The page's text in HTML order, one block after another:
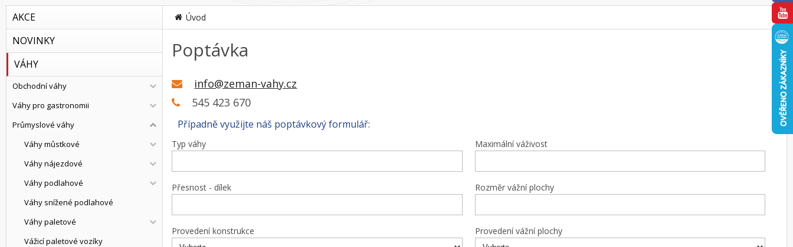
AKCE
NOVINKY
VÁHY
Obchodní váhy
Váhy pro gastronomii
Průmyslové váhy
Váhy můstkové
Váhy nájezdové
Váhy podlahové
Váhy snížené podlahové
Váhy paletové
Vážicí paletové vozíky
Úvod
Poptávka
info@zeman-vahy.cz
545 423 670
Případně využijte náš poptávkový formulář:
Typ váhy Maximální váživost
Přesnost - dílek Rozměr vážní plochy
Provedení konstrukce Provedení vážní plochy